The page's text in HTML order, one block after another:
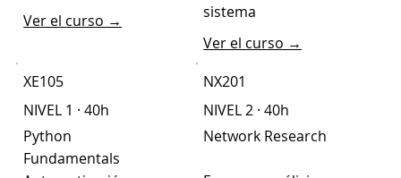
Ver el curso →
sistema
Ver el curso →
XE105
NIVEL 1 · 40h
Python
Fundamentals
NX201
NIVEL 2 · 40h
Network Research